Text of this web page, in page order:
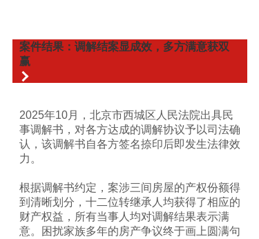
案件结果：调解结案显成效，多方满意获双
赢
2025年10月，北京市西城区人民法院出具民
事调解书，对各方达成的调解协议予以司法确
认，该调解书自各方签名捺印后即发生法律效
力。
根据调解书约定，案涉三间房屋的产权份额得
到清晰划分，十二位转继承人均获得了相应的
财产权益，所有当事人均对调解结果表示满
意。困扰家族多年的房产争议终于画上圆满句